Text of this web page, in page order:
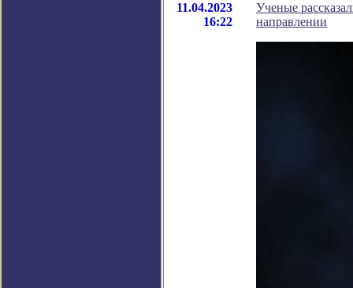
11.04.2023
16:22
Ученые
направлении